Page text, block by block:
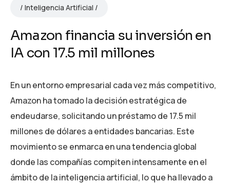
Inteligencia Artificial
Amazon financia su inversión en
IA con 17.5 mil millones
En un entorno empresarial cada vez más competitivo,
Amazon ha tomado la decisión estratégica de
endeudarse, solicitando un préstamo de 17.5 mil
millones de dólares a entidades bancarias. Este
movimiento se enmarca en una tendencia global
donde las compañías compiten intensamente en el
ámbito de la inteligencia artificial, lo que ha llevado a